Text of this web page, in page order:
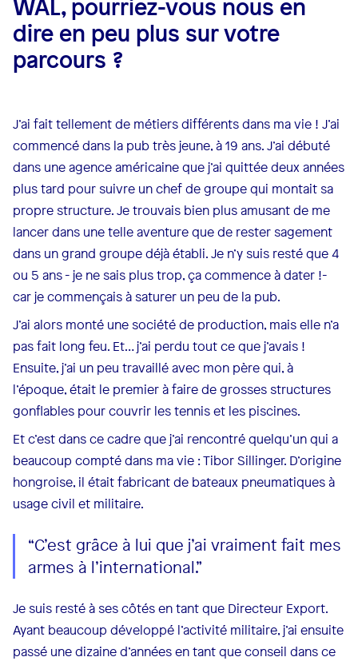
WAL, pourriez-vous nous en
dire en peu plus sur votre
parcours ?
J’ai fait tellement de métiers différents dans ma vie ! J’ai
commencé dans la pub très jeune, à 19 ans. J’ai débuté
dans une agence américaine que j’ai quittée deux années
plus tard pour suivre un chef de groupe qui montait sa
propre structure. Je trouvais bien plus amusant de me
lancer dans une telle aventure que de rester sagement
dans un grand groupe déjà établi. Je n’y suis resté que 4
ou 5 ans - je ne sais plus trop, ça commence à dater !-
car je commençais à saturer un peu de la pub.
J’ai alors monté une société de production, mais elle n’a
pas fait long feu. Et… j’ai perdu tout ce que j’avais !
Ensuite, j’ai un peu travaillé avec mon père qui, à
l’époque, était le premier à faire de grosses structures
gonflables pour couvrir les tennis et les piscines.
Et c’est dans ce cadre que j’ai rencontré quelqu’un qui a
beaucoup compté dans ma vie : Tibor Sillinger. D’origine
hongroise, il était fabricant de bateaux pneumatiques à
usage civil et militaire.
“C’est grâce à lui que j’ai vraiment fait mes
armes à l’international.”
Je suis resté à ses côtés en tant que Directeur Export.
Ayant beaucoup développé l’activité militaire, j’ai ensuite
passé une dizaine d’années en tant que conseil dans ce